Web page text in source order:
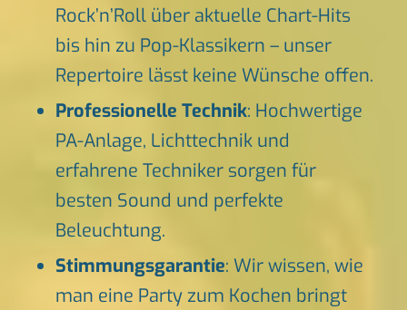
Rock’n’Roll über aktuelle Chart-Hits
bis hin zu Pop-Klassikern – unser
Repertoire lässt keine Wünsche offen.
Professionelle Technik: Hochwertige
PA-Anlage, Lichttechnik und
erfahrene Techniker sorgen für
besten Sound und perfekte
Beleuchtung.
Stimmungsgarantie: Wir wissen, wie
man eine Party zum Kochen bringt